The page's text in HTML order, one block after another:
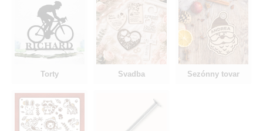
Torty Svadba Sezónny tovar